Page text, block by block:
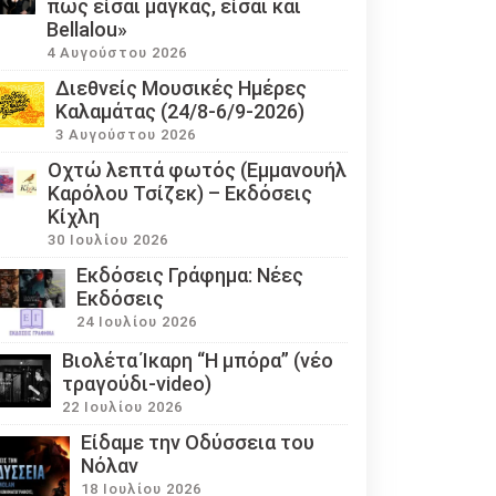
πως είσαι μάγκας, είσαι και
Bellalou»
4 Αυγούστου 2026
Διεθνείς Μουσικές Ημέρες
Καλαμάτας (24/8-6/9-2026)
3 Αυγούστου 2026
Οχτώ λεπτά φωτός (Εμμανουήλ
Καρόλου Τσίζεκ) – Εκδόσεις
Κίχλη
30 Ιουλίου 2026
Εκδόσεις Γράφημα: Νέες
Εκδόσεις
24 Ιουλίου 2026
Βιολέτα Ίκαρη “Η μπόρα” (νέο
τραγούδι-video)
22 Ιουλίου 2026
Eίδαμε την Οδύσσεια του
Νόλαν
18 Ιουλίου 2026